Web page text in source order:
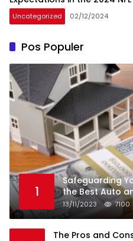
Uncategorized 02/12/2024
Pos Populer
1
Safeguarding
the Best Auto
Companies
13/11/2023 7100
The Pros and